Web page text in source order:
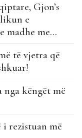
Gjon’s
e
madhe me
të vjetra që
nga këngët më
i rezistuan më